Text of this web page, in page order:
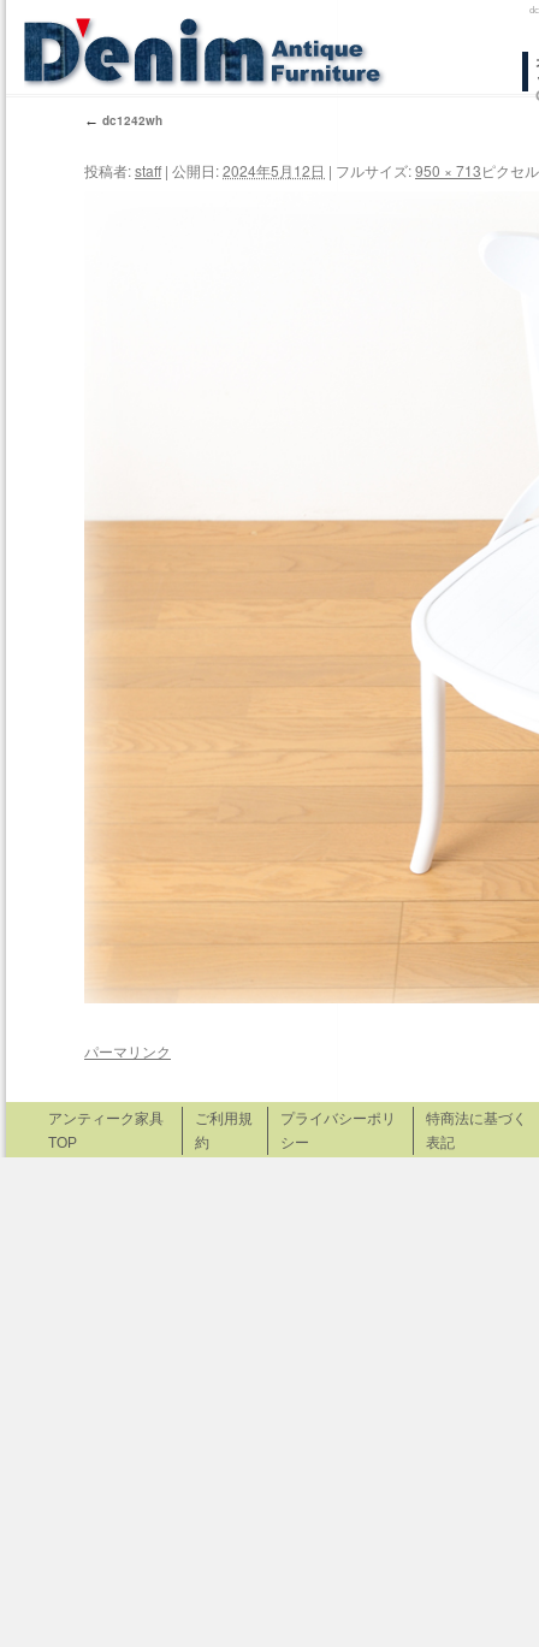
ン
← dc1242wh
投稿者:staff | 公開日:2024年5月12日 | フルサイズ:950 × 713ピクセル
パーマリンク
アンティーク家具
TOP
ご利用規
約
プライバシーポリ
シー
特商法に基づく
表記